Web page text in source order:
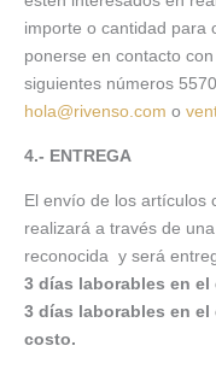
importe o cantidad para
ponerse en contacto
siguientes números
hola@rivenso.com o
4.- ENTREGA
El envío de los artículos
realizará a través de
reconocida y será
3 días laborables en
3 días laborables en
costo.